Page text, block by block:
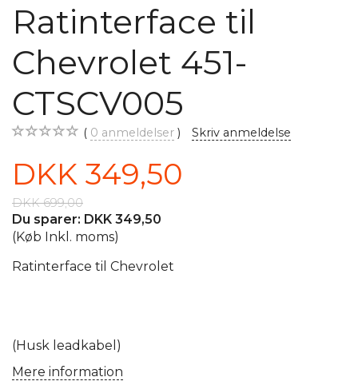
Ratinterface til
Chevrolet 451-
CTSCV005
0 anmeldelser Skriv anmeldelse
DKK 349,50
DKK 699,00
Du sparer: DKK 349,50
(Køb Inkl. moms)
Ratinterface til Chevrolet
(Husk leadkabel)
Mere information